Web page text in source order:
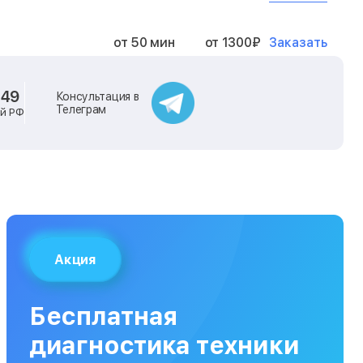
от 50 мин от 1300₽ Заказать
от 40 мин
от 40 мин
от 120 мин
РФ
Консультация в
Телеграм
Акция
Бесплатная
диагностика техники